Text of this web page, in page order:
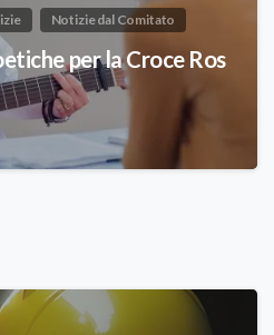
Notizie dal Comitato
per la Croce Ros